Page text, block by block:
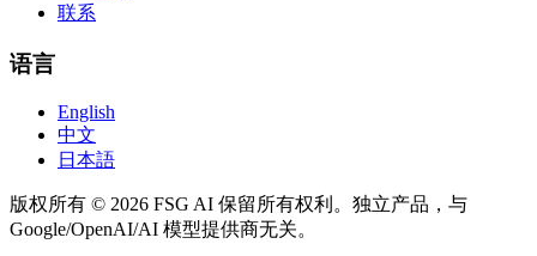
联系
语言
English
中文
日本語
版权所有 © 2026 FSG AI 保留所有权利。独立产品，与
Google/OpenAI/AI 模型提供商无关。